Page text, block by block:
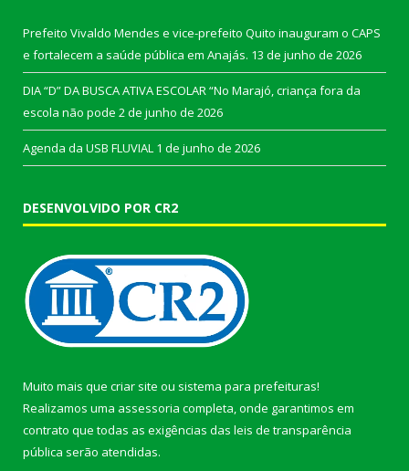
Prefeito Vivaldo Mendes e vice-prefeito Quito inauguram o CAPS
e fortalecem a saúde pública em Anajás. 13 de junho de 2026
DIA “D” DA BUSCA ATIVA ESCOLAR “No Marajó, criança fora da
escola não pode 2 de junho de 2026
Agenda da USB FLUVIAL 1 de junho de 2026
DESENVOLVIDO POR CR2
Muito mais que criar site ou sistema para prefeituras!
Realizamos uma assessoria completa, onde garantimos em
contrato que todas as exigências das leis de transparência
pública serão atendidas.